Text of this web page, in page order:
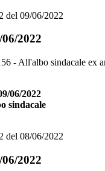
del 09/06/2022
2022
- All'albo sindacale ex
06/2022
sindacale
del 08/06/2022
2022